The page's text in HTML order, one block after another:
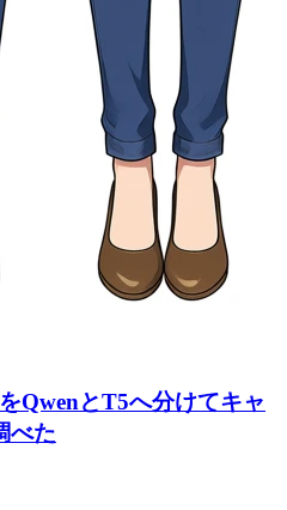
QwenとT5へ分けてキャ
べた